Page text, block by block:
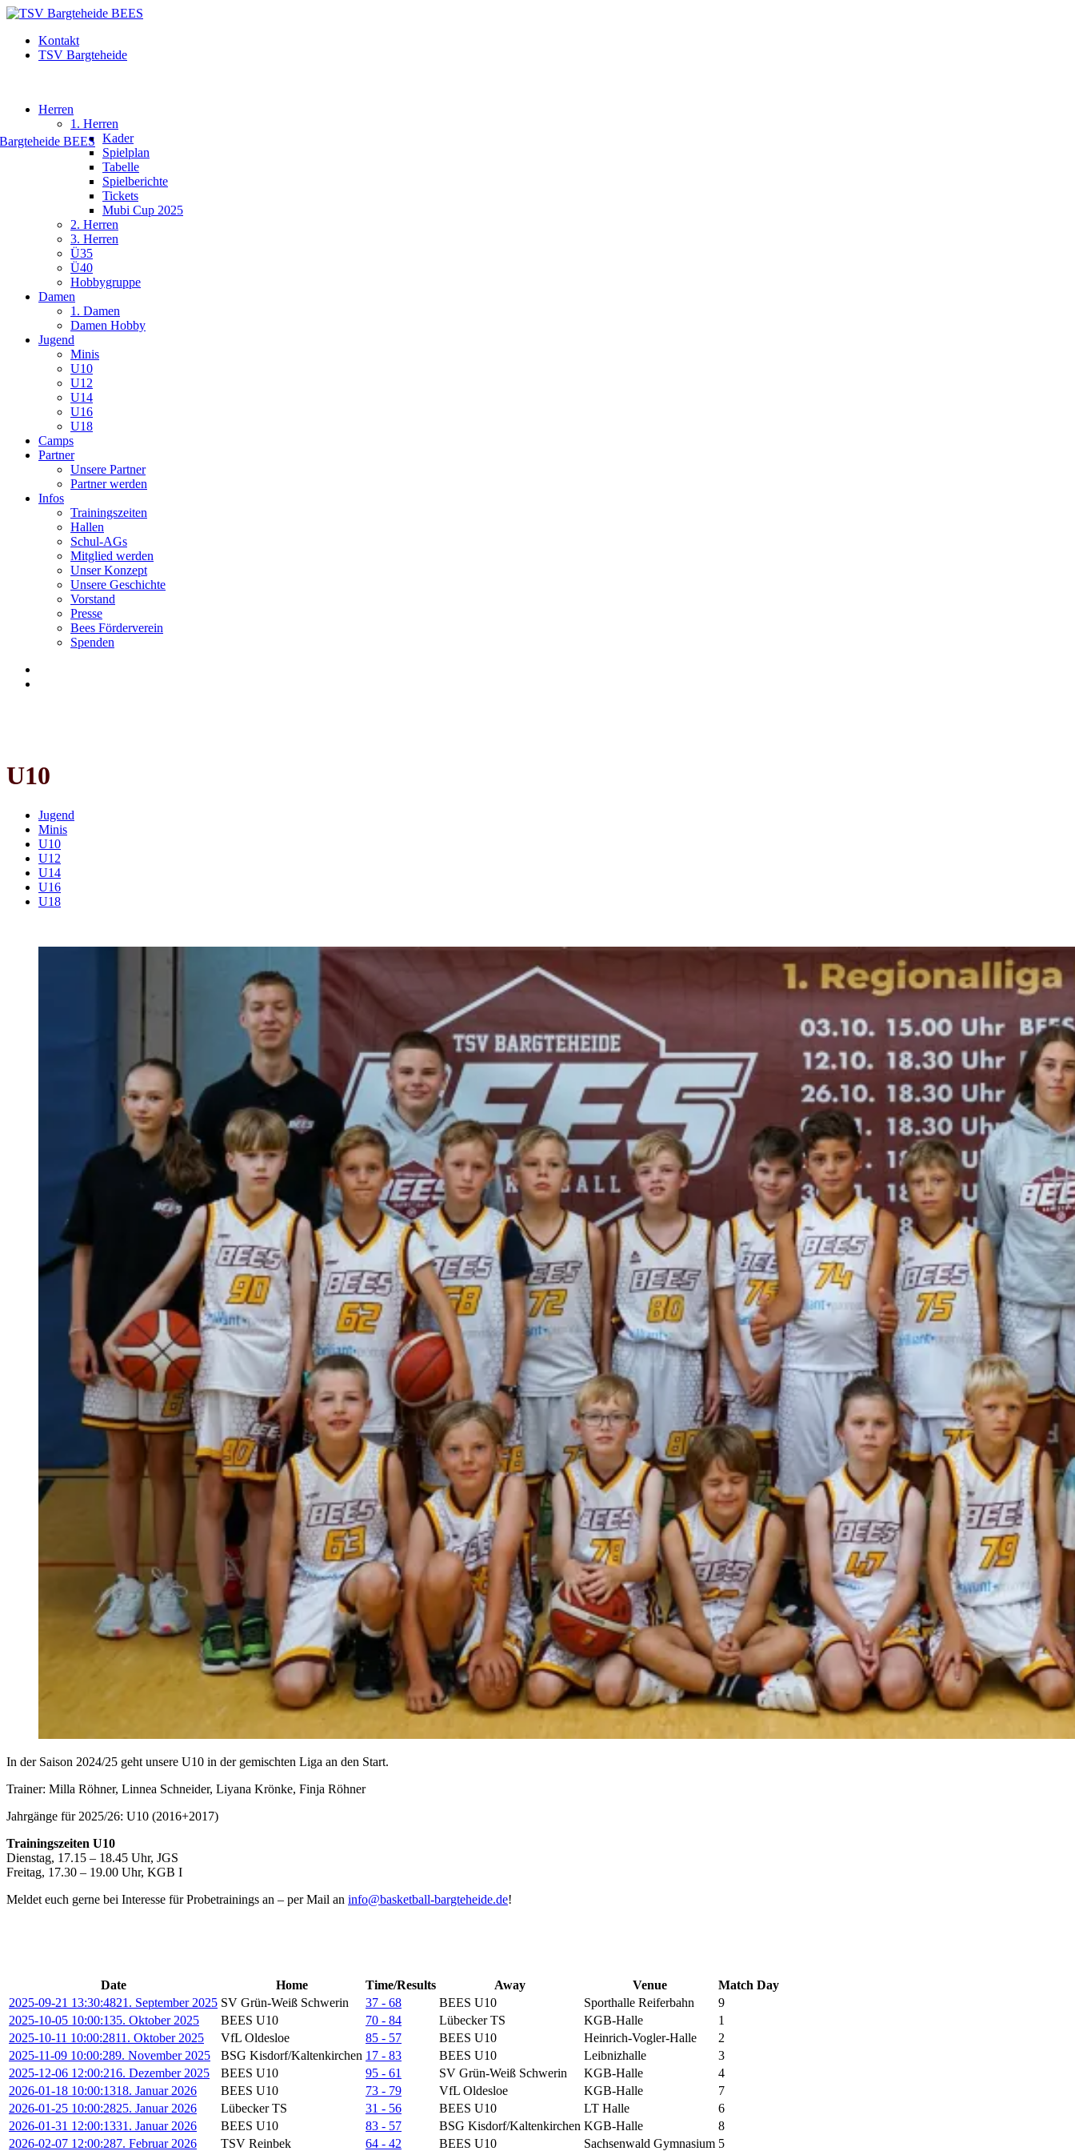
Kontakt
TSV Bargteheide
Herren
1. Herren
Kader
Spielplan
Tabelle
Spielberichte
Tickets
Mubi Cup 2025
2. Herren
3. Herren
Ü35
Ü40
Hobbygruppe
Damen
1. Damen
Damen Hobby
Jugend
Minis
U10
U12
U14
U16
U18
Camps
Partner
Unsere Partner
Partner werden
Infos
Trainingszeiten
Hallen
Schul-AGs
Mitglied werden
Unser Konzept
Unsere Geschichte
Vorstand
Presse
Bees Förderverein
Spenden
U10
Jugend
Minis
U10
U12
U14
U16
U18
In der Saison 2024/25 geht unsere U10 in der gemischten Liga an den Start.
Trainer: Milla Röhner, Linnea Schneider, Liyana Krönke, Finja Röhner
Jahrgänge für 2025/26: U10 (2016+2017)
Trainingszeiten U10
Dienstag, 17.15 – 18.45 Uhr, JGS
Freitag, 17.30 – 19.00 Uhr, KGB I
Meldet euch gerne bei Interesse für Probetrainings an – per Mail an info@basketball-bargteheide.de!
Date Home Time/Results Away Venue
Match Day
2025-09-21 13:30:4821. September 2025 SV Grün-Weiß Schwerin 37 - 68 BEES U10 Sporthalle Reiferbahn
9
2025-10-05 10:00:135. Oktober 2025 BEES U10 70 - 84 Lübecker TS KGB-Halle
1
2025-10-11 10:00:2811. Oktober 2025 VfL Oldesloe 85 - 57 BEES U10 Heinrich-Vogler-Halle
2
2025-11-09 10:00:289. November 2025 BSG Kisdorf/Kaltenkirchen 17 - 83 BEES U10 Leibnizhalle
3
2025-12-06 12:00:216. Dezember 2025 BEES U10 95 - 61 SV Grün-Weiß Schwerin KGB-Halle
4
2026-01-18 10:00:1318. Januar 2026 BEES U10 73 - 79 VfL Oldesloe KGB-Halle
7
2026-01-25 10:00:2825. Januar 2026 Lübecker TS 31 - 56 BEES U10 LT Halle
6
2026-01-31 12:00:1331. Januar 2026 BEES U10 83 - 57 BSG Kisdorf/Kaltenkirchen KGB-Halle
8
2026-02-07 12:00:287. Februar 2026 TSV Reinbek 64 - 42 BEES U10 Sachsenwald Gymnasium 5